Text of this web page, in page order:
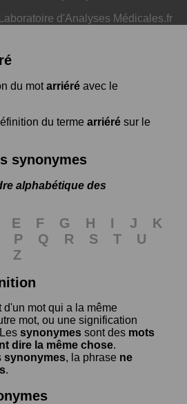
Laboratoire d'Analyses Médicales.fr
du motarriéré avec le
du terme arriéré sur le
synonymes
alphabétique des
E F G H I J
K
P Q R S T
U
Z
d'un mot qui a la même
mot, ou une signification
synonymes sont des mots
dire la même chose.
synonymes, la phrase ne
.